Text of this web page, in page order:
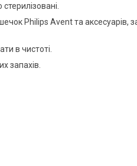
Philips Avent та аксесуарів,
в чистоті.
запахів.